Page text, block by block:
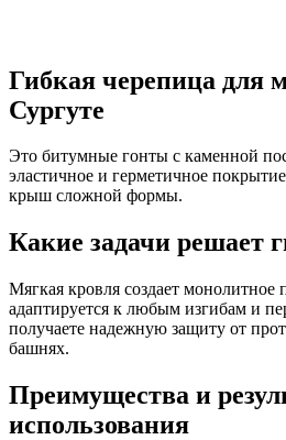
Гибкая черепица для
Сургуте
Это битумные гонты с каменной
эластичное и герметичное
крыш сложной формы.
Какие задачи решает
Мягкая кровля создает
адаптируется к любым изгибам и
получаете надежную защиту от
башнях.
Преимущества и
использования